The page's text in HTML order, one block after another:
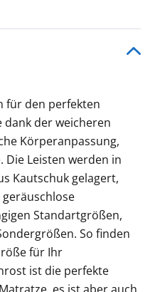
für den perfekten
dank der weicheren
Körperanpassung,
Die Leisten werden in
Kautschuk gelagert,
Standartgrößen,
So finden
für Ihr
ist die perfekte